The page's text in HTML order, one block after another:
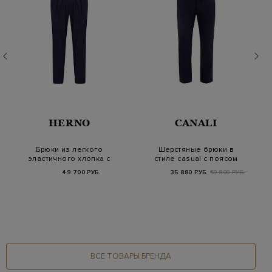
HERNO
Брюки из легкого
эластичного хлопка с
49 700 РУБ.
CANALI
Шерстяные брюки в
стиле casual с поясом
35 880 РУБ. 59 800 РУБ.
ВСЕ ТОВАРЫ БРЕНДА